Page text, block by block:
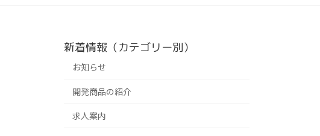
新着情報（カテゴリー別）
お知らせ
開発商品の紹介
求人案内